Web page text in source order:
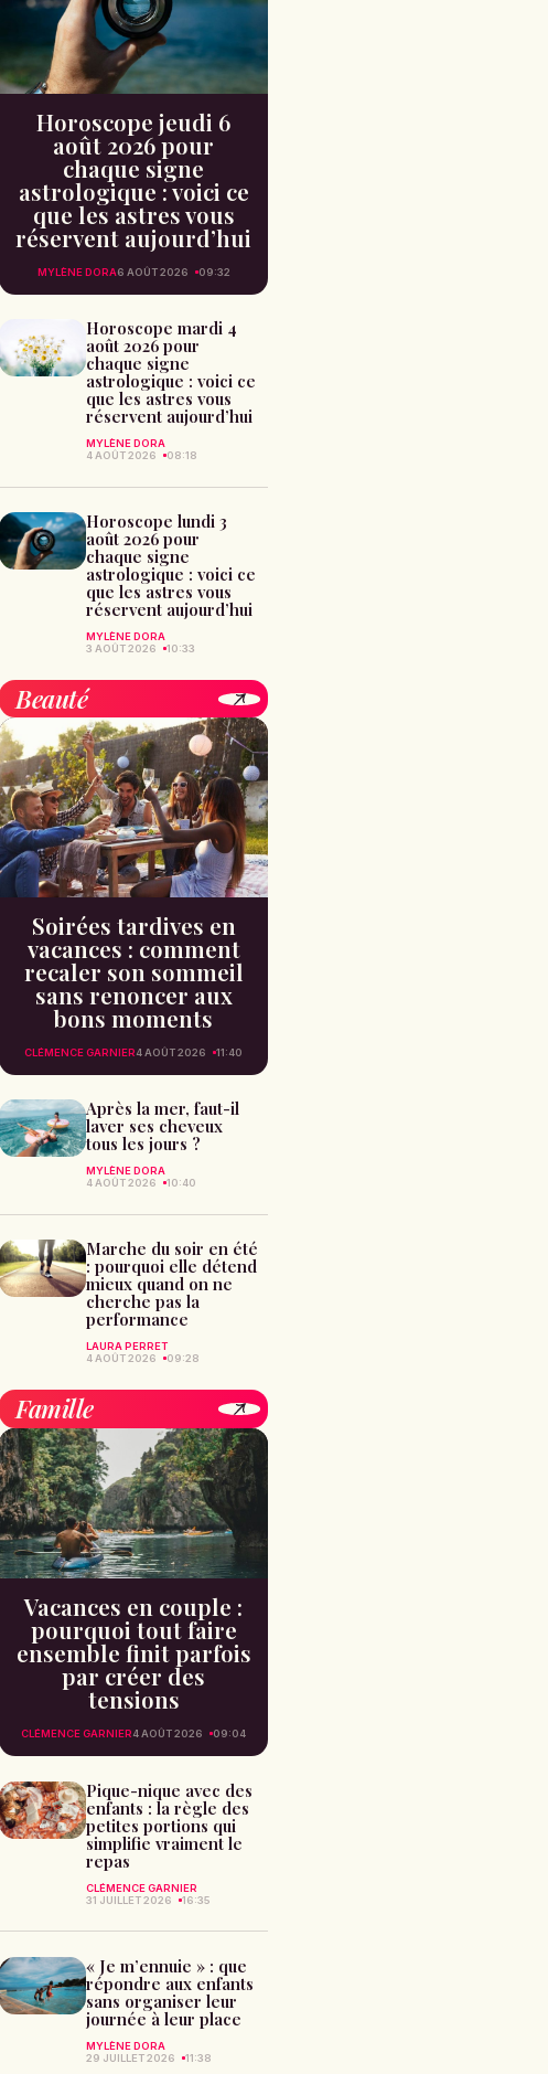
Horoscope jeudi 6
août 2026 pour
chaque signe
astrologique : voici ce
que les astres vous
réservent aujourd’hui
MYLÈNE DORA6 AOÛT 2026 09:32
Horoscope mardi 4
août 2026 pour
chaque signe
astrologique : voici ce
que les astres vous
réservent aujourd’hui
MYLÈNE DORA
4 AOÛT 2026
08:18
Horoscope lundi 3
août 2026 pour
chaque signe
astrologique : voici ce
que les astres vous
réservent aujourd’hui
MYLÈNE DORA
3 AOÛT 2026
10:33
Beauté
Soirées tardives en
vacances : comment
recaler son sommeil
sans renoncer aux
bons moments
CLÉMENCE GARNIER4 AOÛT 2026 11:40
Après la mer, faut-il
laver ses cheveux
tous les jours ?
MYLÈNE DORA
4 AOÛT 2026
10:40
Marche du soir en été
: pourquoi elle détend
mieux quand on ne
cherche pas la
performance
LAURA PERRET
4 AOÛT 2026
09:28
Famille
Vacances en couple :
pourquoi tout faire
ensemble finit parfois
par créer des
tensions
CLÉMENCE GARNIER4 AOÛT 2026 09:04
Pique-nique avec des
enfants : la règle des
petites portions qui
simplifie vraiment le
repas
CLÉMENCE GARNIER
31 JUILLET 2026
16:35
« Je m’ennuie » : que
répondre aux enfants
sans organiser leur
journée à leur place
MYLÈNE DORA
29 JUILLET 2026
11:38